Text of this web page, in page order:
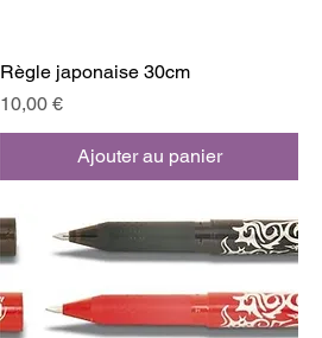
Règle japonaise 30cm
Prix
10,00 €
Ajouter au panier